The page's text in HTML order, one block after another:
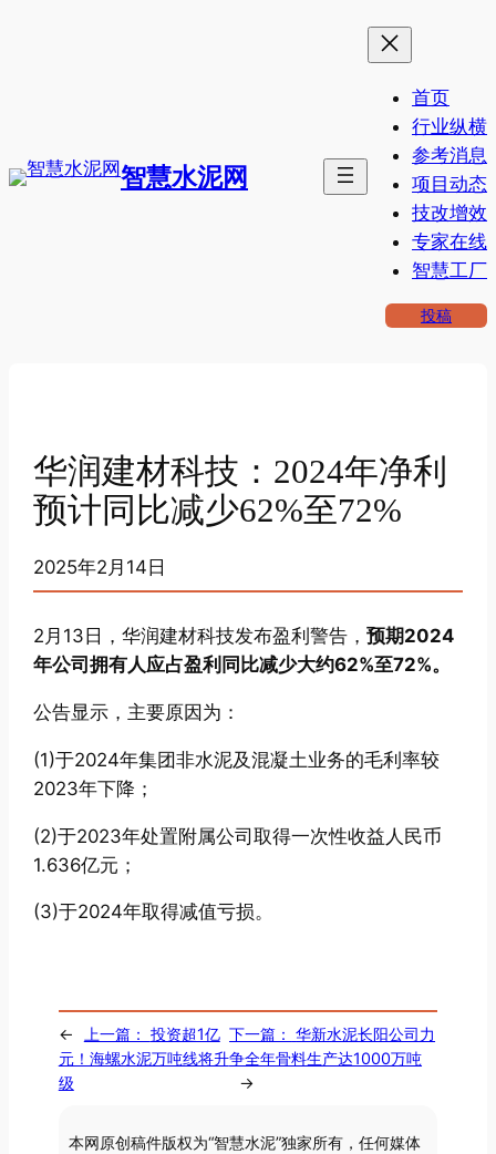
智慧水泥网
首页
行业纵横
参考消息
项目动态
技改增效
专家在线
智慧工厂
投稿
华润建材科技：2024年净利
预计同比减少62%至72%
2025年2月14日
2月13日，华润建材科技发布盈利警告，预期2024
年公司拥有人应占盈利同比减少大约62%至72%。
公告显示，主要原因为：
(1)于2024年集团非水泥及混凝土业务的毛利率较
2023年下降；
(2)于2023年处置附属公司取得一次性收益人民币
1.636亿元；
(3)于2024年取得减值亏损。
← 上一篇： 投资超1亿
元！海螺水泥万吨线将升
级
下一篇： 华新水泥长阳公司力
争全年骨料生产达1000万吨
→
本网原创稿件版权为“智慧水泥”独家所有，任何媒体